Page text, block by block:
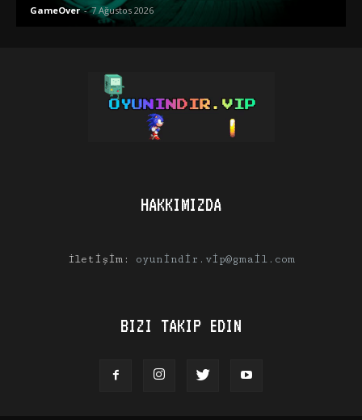
GameOver - 7 Ağustos 2026
HAKKIMIZDA
İletişim: oyunindir.vip@gmail.com
BIZI TAKIP EDIN